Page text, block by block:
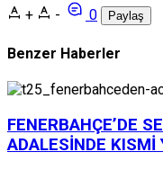
+
- 0 Paylaş
Benzer Haberler
FENERBAHÇE’DE
ADALESİNDE KISMİ